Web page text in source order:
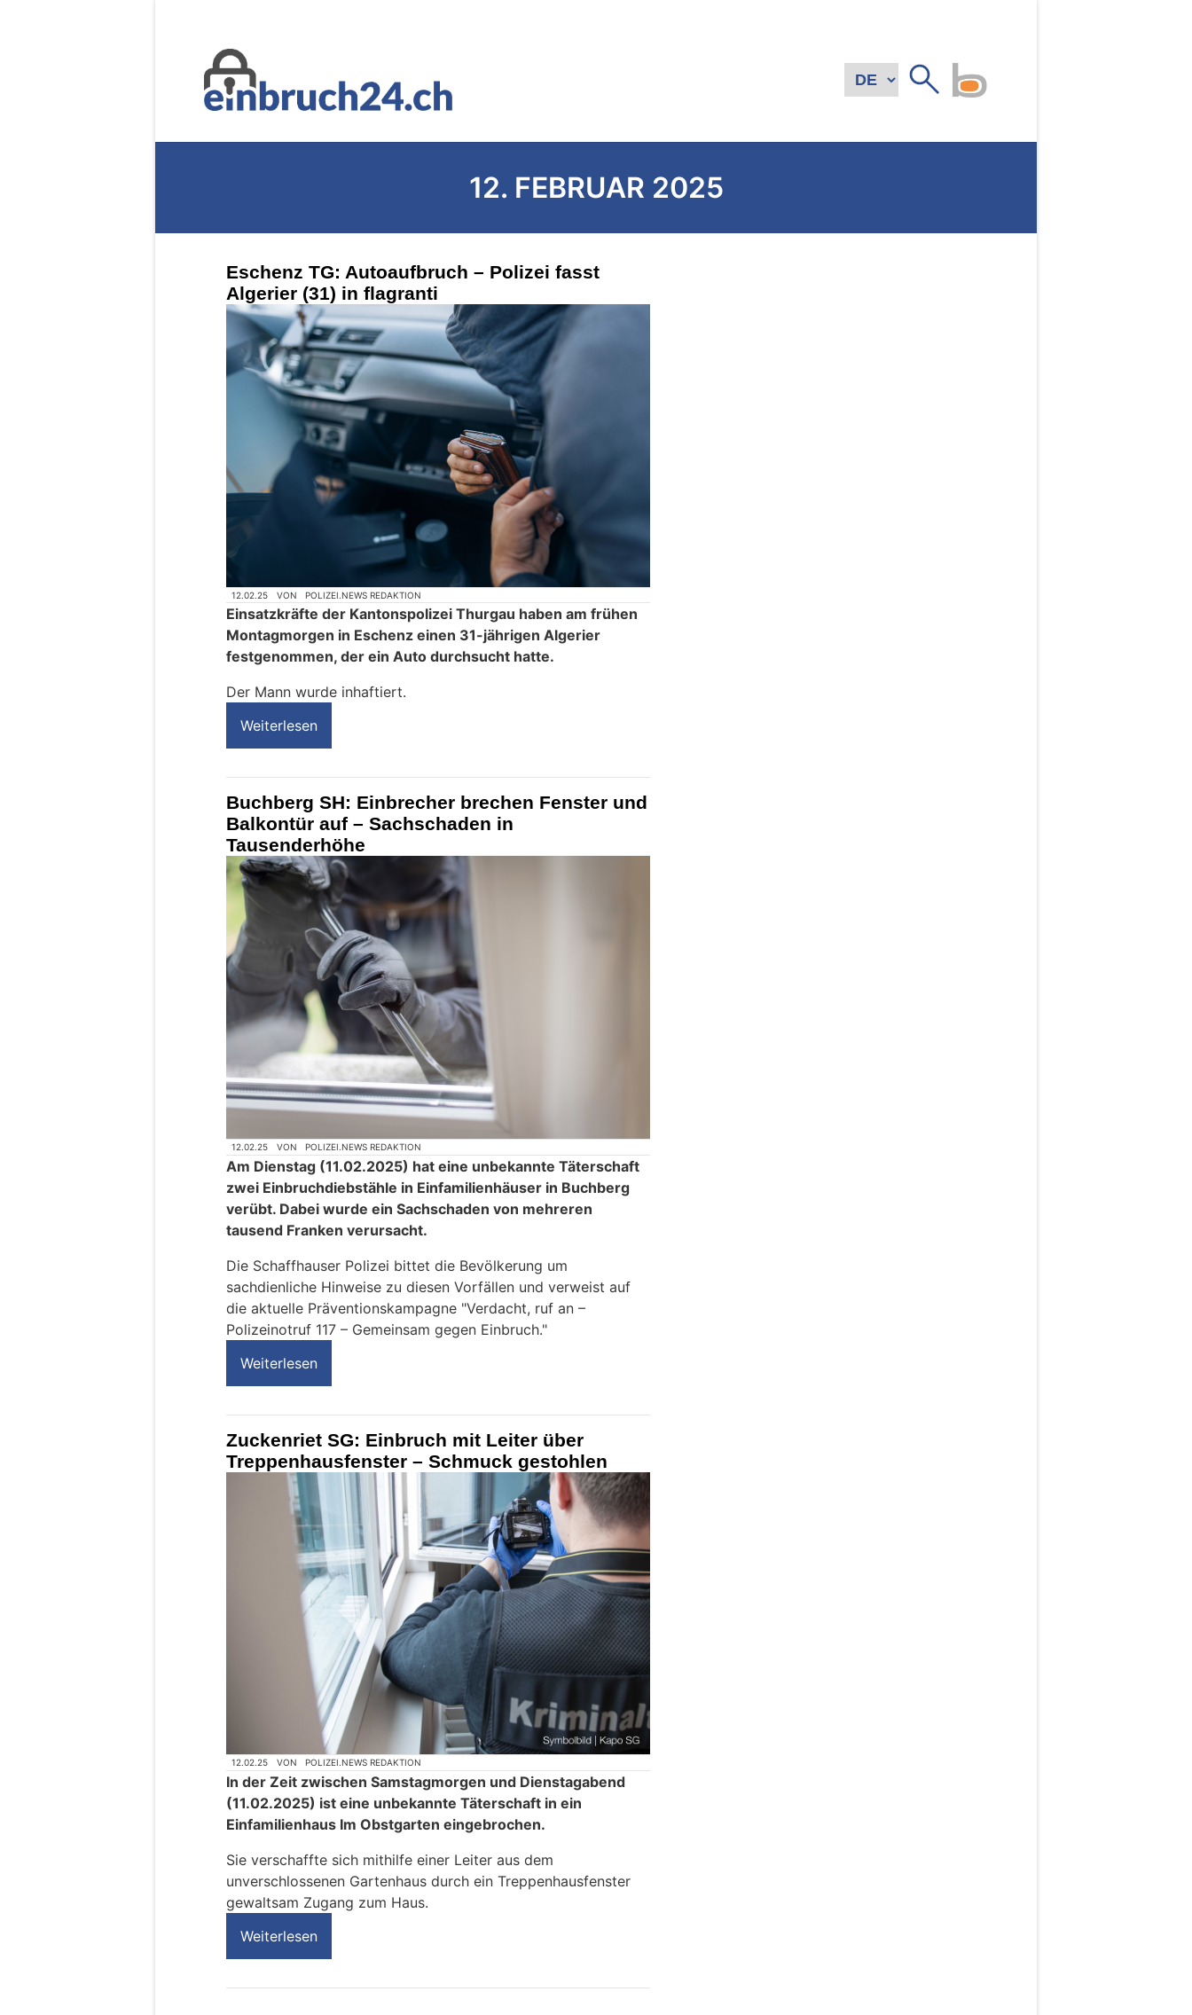
12. FEBRUAR 2025
Eschenz TG: Autoaufbruch – Polizei fasst
Algerier (31) in flagranti
12.02.25 VON POLIZEI.NEWS REDAKTION
Einsatzkräfte der Kantonspolizei Thurgau haben am frühen
Montagmorgen in Eschenz einen 31-jährigen Algerier
festgenommen, der ein Auto durchsucht hatte.
Der Mann wurde inhaftiert.
Weiterlesen
Buchberg SH: Einbrecher brechen Fenster und
Balkontür auf – Sachschaden in
Tausenderhöhe
12.02.25 VON POLIZEI.NEWS REDAKTION
Am Dienstag (11.02.2025) hat eine unbekannte Täterschaft
zwei Einbruchdiebstähle in Einfamilienhäuser in Buchberg
verübt. Dabei wurde ein Sachschaden von mehreren
tausend Franken verursacht.
Die Schaffhauser Polizei bittet die Bevölkerung um
sachdienliche Hinweise zu diesen Vorfällen und verweist auf
die aktuelle Präventionskampagne "Verdacht, ruf an –
Polizeinotruf 117 – Gemeinsam gegen Einbruch."
Weiterlesen
Zuckenriet SG: Einbruch mit Leiter über
Treppenhausfenster – Schmuck gestohlen
12.02.25 VON POLIZEI.NEWS REDAKTION
In der Zeit zwischen Samstagmorgen und Dienstagabend
(11.02.2025) ist eine unbekannte Täterschaft in ein
Einfamilienhaus Im Obstgarten eingebrochen.
Sie verschaffte sich mithilfe einer Leiter aus dem
unverschlossenen Gartenhaus durch ein Treppenhausfenster
gewaltsam Zugang zum Haus.
Weiterlesen